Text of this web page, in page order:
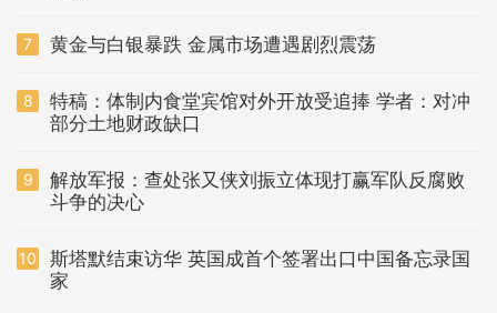
7 黄金与白银暴跌 金属市场遭遇剧烈震荡
8
特稿：体制内食堂宾馆对外开放受追捧 学者：对冲
部分土地财政缺口
9
解放军报：查处张又侠刘振立体现打赢军队反腐败
斗争的决心
10
斯塔默结束访华 英国成首个签署出口中国备忘录国
家